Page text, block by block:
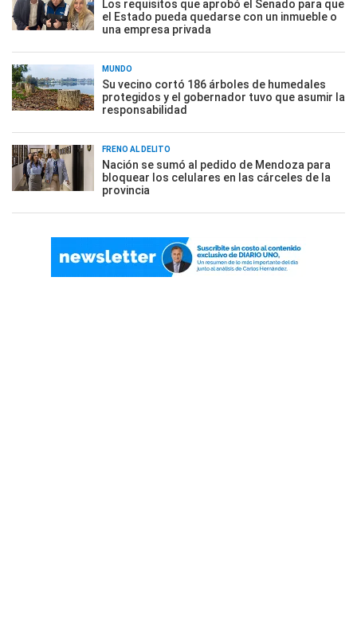
Los requisitos que aprobó el Senado para que
el Estado pueda quedarse con un inmueble o
una empresa privada
MUNDO
Su vecino cortó 186 árboles de humedales
protegidos y el gobernador tuvo que asumir la
responsabilidad
FRENO AL DELITO
Nación se sumó al pedido de Mendoza para
bloquear los celulares en las cárceles de la
provincia